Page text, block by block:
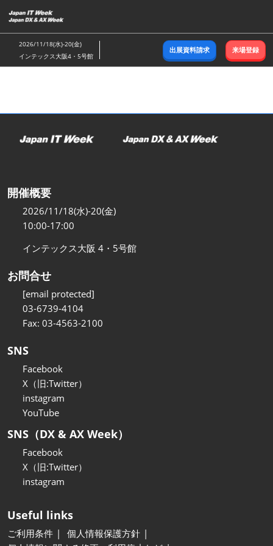
キ
ッ
し
む
2026/11/18(水)-20(金)
インテックス大阪4・5号館
出展資料請求 来場登録
開催概要
2026/11/18(水)-20(金)
10:00-17:00
インテックス大阪 4・5号館
お問合せ
[email protected]
03-6739-4104
Fax: 03-4563-2100
SNS
Facebook
X（旧:Twitter）
instagram
YouTube
SNS（DX & AX Week）
Facebook
X（旧:Twitter）
instagram
Useful links
ご利用条件
個人情報保護方針